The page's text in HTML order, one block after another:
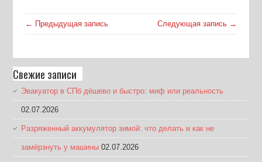
← Предыдущая запись Следующая запись →
Свежие записи
Эвакуатор в СПб дёшево и быстро: миф или реальность
02.07.2026
Разряженный аккумулятор зимой: что делать и как не
замёрзнуть у машины 02.07.2026